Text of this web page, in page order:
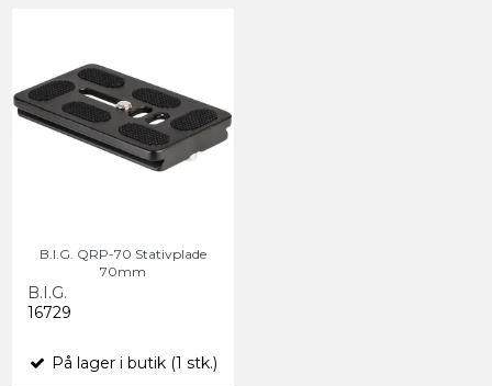
B.I.G. QRP-70 Stativplade
70mm
B.I.G.
16729
På lager i butik (1 stk.)